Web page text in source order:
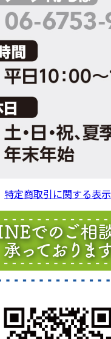
特定商取引に関する表示